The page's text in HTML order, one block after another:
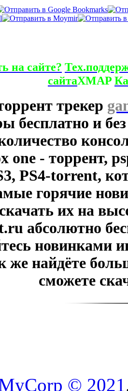
на сайте?
сайтаXMAP
трекер
бесплатно и
one - торрент,
PS4-torrent,
горячие
их на
абсолютно
новинками
же найдёте
сможете
© 2021